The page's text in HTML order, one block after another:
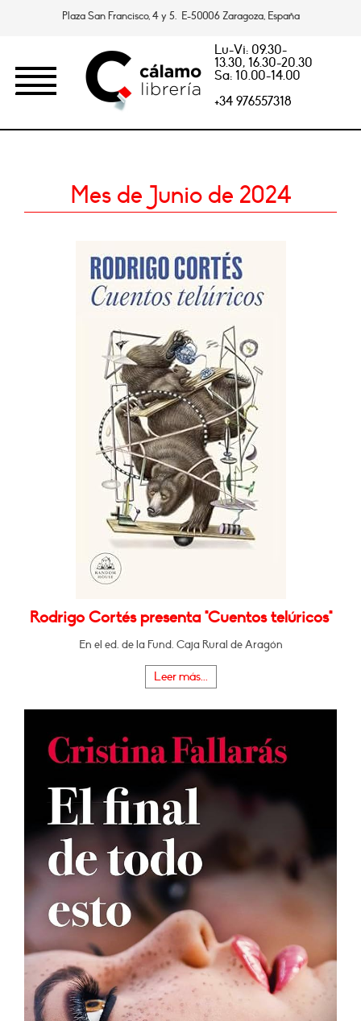
Plaza San Francisco, 4 y 5. E-50006 Zaragoza, España
Lu-Vi: 09.30-
13.30, 16.30-20.30
Sa: 10.00-14.00
+34 976557318
Mes de Junio de 2024
Rodrigo Cortés presenta "Cuentos telúricos"
En el ed. de la Fund. Caja Rural de Aragón
Leer más...